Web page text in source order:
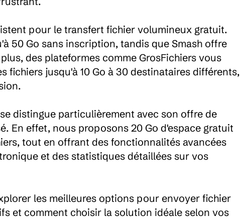
pour le transfert fichier volumineux gratuit.
50 Go sans inscription, tandis que Smash offre
des plateformes comme GrosFichiers vous
fichiers jusqu'à 10 Go à 30 destinataires différents,
distingue particulièrement avec son offre de
En effet, nous proposons 20 Go d'espace gratuit
tout en offrant des fonctionnalités avancées
et des statistiques détaillées sur vos
les meilleures options pour envoyer fichier
et comment choisir la solution idéale selon vos